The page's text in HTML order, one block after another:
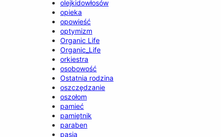
olejkidowłosów
opieka
opowieść
optymizm
Organic Life
Organic_Life
orkiestra
osobowość
Ostatnia rodzina
oszczędzanie
oszołom
pamieć
pamiętnik
paraben
pasja